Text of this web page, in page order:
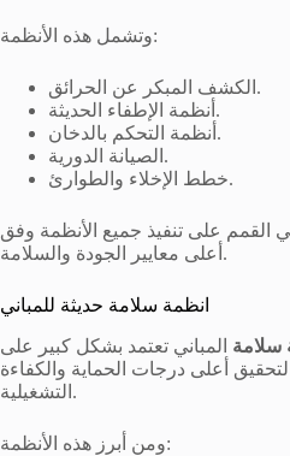
وتشمل هذه الأنظمة:
الكشف المبكر عن الحرائق.
أنظمة الإطفاء الحديثة.
أنظمة التحكم بالدخان.
الصيانة الدورية.
خطط الإخلاء والطوارئ.
على تنفيذ جميع الأنظمة وفق
أعلى معايير الجودة والسلامة.
انظمة سلامة حديثة للمباني
سلامة المباني تعتمد بشكل كبير على
لتحقيق أعلى درجات الحماية والكفاءة
التشغيلية.
ومن أبرز هذه الأنظمة: